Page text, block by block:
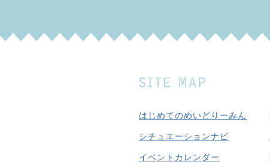
はじめてのめいどりーみん
シチュエーションナビ
イベントカレンダー